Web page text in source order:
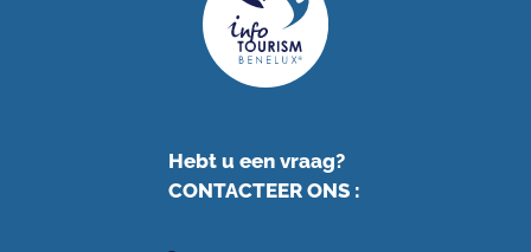
Hebt u een vraag?
CONTACTEER ONS: